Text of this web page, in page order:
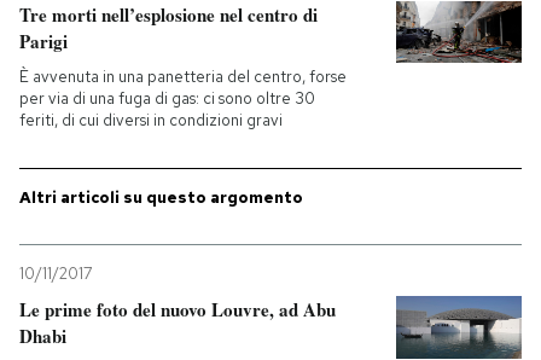
SHOP
CALENDARIO
Tre morti nell’esplosione nel centro di
Parigi
È avvenuta in una panetteria del centro, forse
per via di una fuga di gas: ci sono oltre 30
feriti, di cui diversi in condizioni gravi
Altri articoli su questo argomento
10/11/2017
Le prime foto del nuovo Louvre, ad Abu
Dhabi